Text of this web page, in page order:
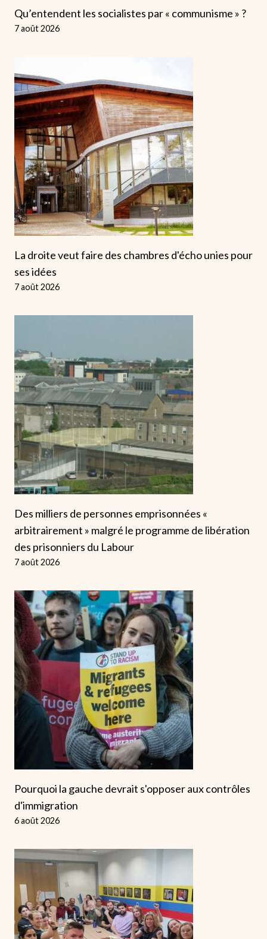
Qu’entendent les socialistes par « communisme » ?
7 août 2026
La droite veut faire des chambres d'écho unies pour
ses idées
7 août 2026
Des milliers de personnes emprisonnées «
arbitrairement » malgré le programme de libération
des prisonniers du Labour
7 août 2026
Pourquoi la gauche devrait s'opposer aux contrôles
d'immigration
6 août 2026